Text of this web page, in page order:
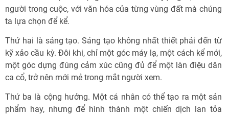
người trong cuộc, với văn hóa của từng vùng đất mà chúng
ta lựa chọn để kể.
Thứ hai là sáng tạo. Sáng tạo không nhất thiết phải đến từ
kỹ xảo cầu kỳ. Đôi khi, chỉ một góc máy lạ, một cách kể mới,
một góc dựng đúng cảm xúc cũng đủ để một làn điệu dân
ca cổ, trở nên mới mẻ trong mắt người xem.
Thứ ba là cộng hưởng. Một cá nhân có thể tạo ra một sản
phẩm hay, nhưng để hình thành một chiến dịch lan tỏa